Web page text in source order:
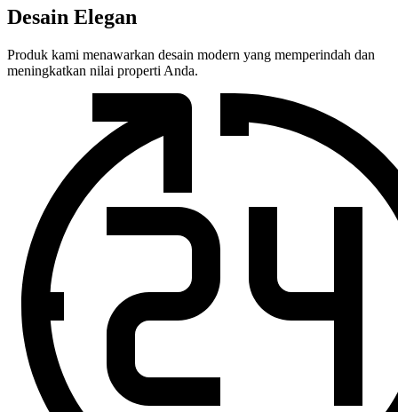
Desain Elegan
Produk kami menawarkan desain modern yang memperindah dan
meningkatkan nilai properti Anda.